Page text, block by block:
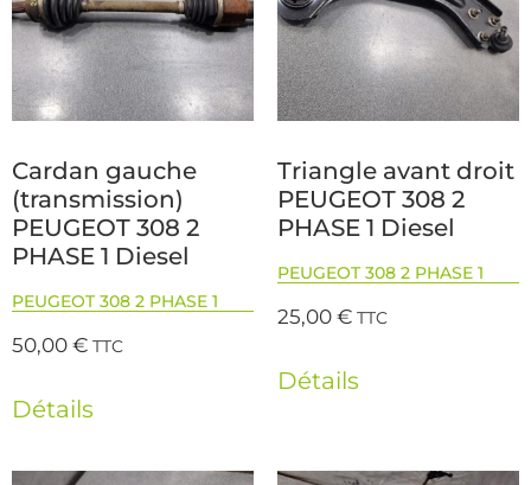
Cardan gauche
(transmission)
PEUGEOT 308 2
PHASE 1 Diesel
PEUGEOT 308 2 PHASE 1
50,00€ TTC
Détails
Triangle avant droit
PEUGEOT 308 2
PHASE 1 Diesel
PEUGEOT 308 2 PHASE 1
25,00€ TTC
Détails